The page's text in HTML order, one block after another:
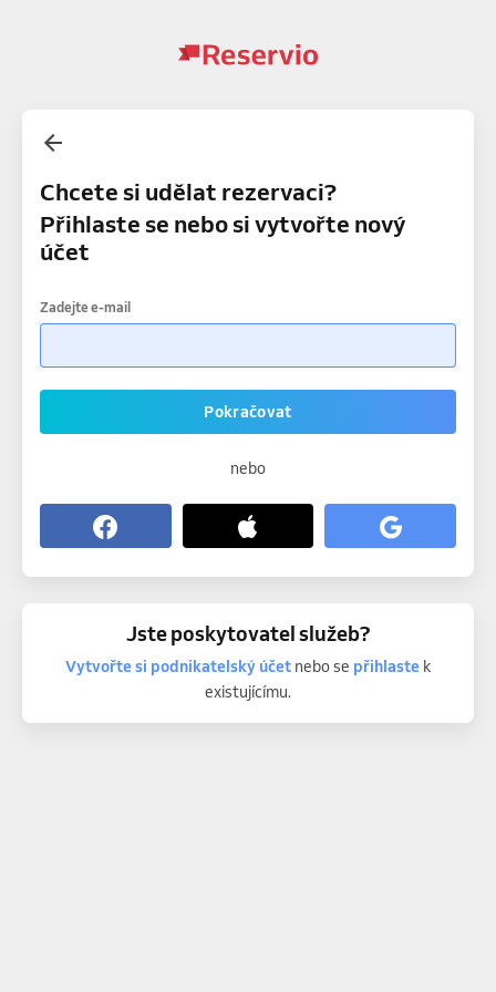
Chcete si udělat rezervaci?
Přihlaste se nebo si vytvořte nový
účet
Zadejte e-mail
Pokračovat
nebo
Jste poskytovatel služeb?
Vytvořte si podnikatelský účetnebo se přihlastek
existujícímu.